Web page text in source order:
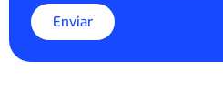
Enviar